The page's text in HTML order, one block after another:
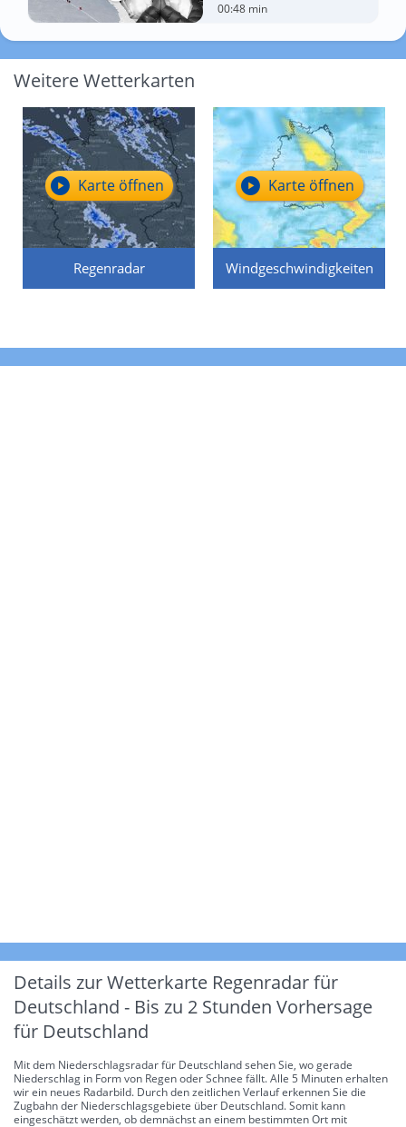
00:48 min
Weitere Wetterkarten
Regenradar
Karte öffnen
Windgeschwindigkeiten
Karte öffnen
Details zur Wetterkarte Regenradar für
Deutschland - Bis zu 2 Stunden Vorhersage
für Deutschland
Mit dem Niederschlagsradar für Deutschland sehen Sie, wo gerade
Niederschlag in Form von Regen oder Schnee fällt. Alle 5 Minuten erhalten
wir ein neues Radarbild. Durch den zeitlichen Verlauf erkennen Sie die
Zugbahn der Niederschlagsgebiete über Deutschland. Somit kann
eingeschätzt werden, ob demnächst an einem bestimmten Ort mit